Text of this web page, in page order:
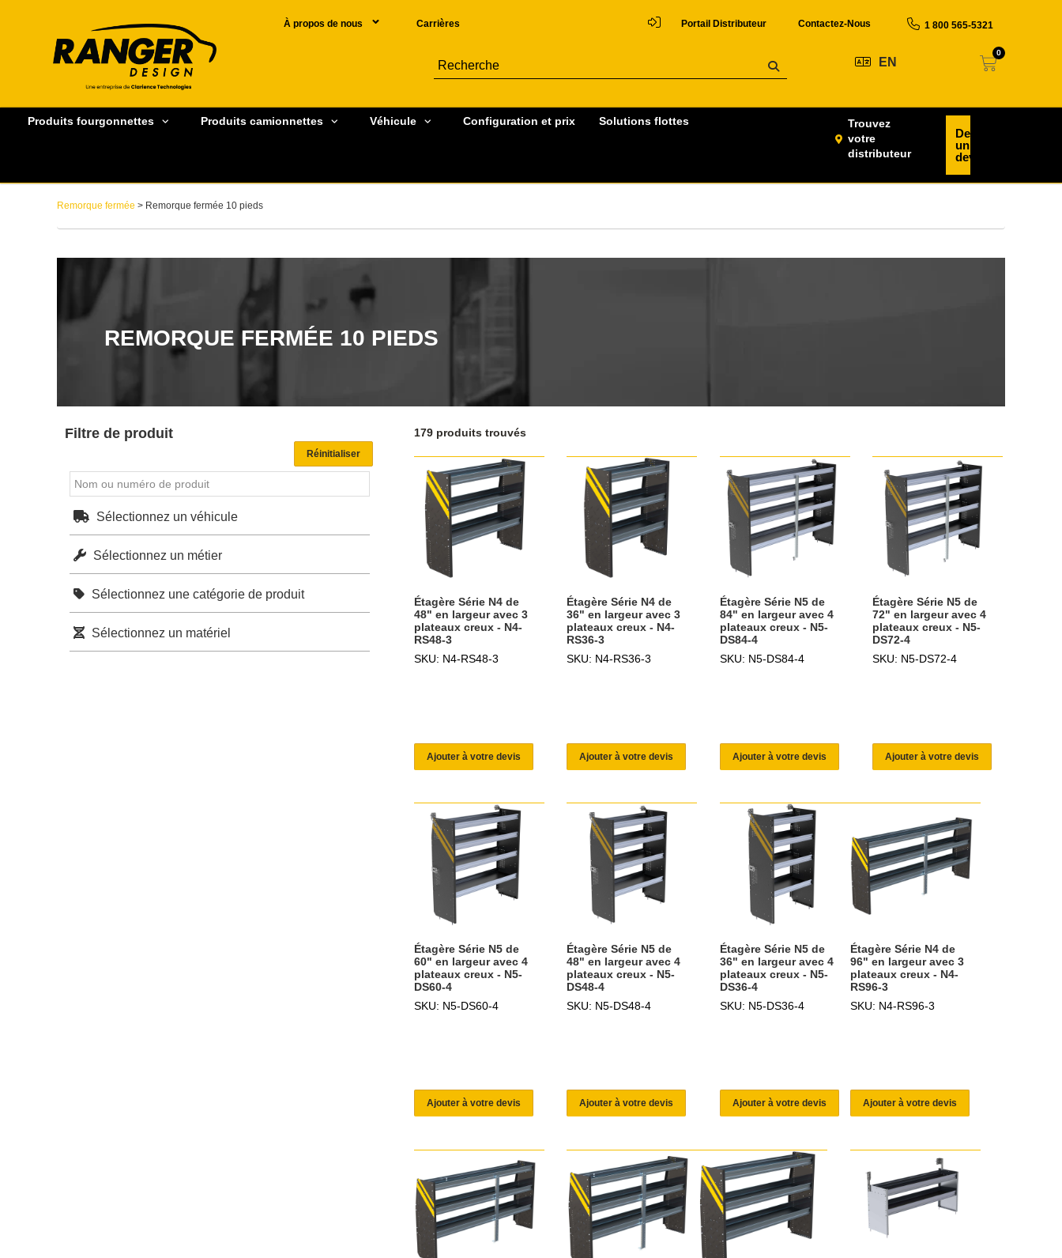
À propos de nous Carrières Portail Distributeur Contactez-Nous 1 800 565-5321
EN
0
Produits fourgonnettes Produits camionnettes Véhicule Configuration et prix Solutions flottes
Trouvez
votre
distributeur
Demander
un
devis
Remorque fermée > Remorque fermée 10 pieds
REMORQUE FERMÉE 10 PIEDS
179 produits trouvés
Étagère Série N4 de
48" en largeur avec 3
plateaux creux - N4-
RS48-3
SKU: N4-RS48-3
Ajouter à votre devis
Étagère Série N4 de
36" en largeur avec 3
plateaux creux - N4-
RS36-3
SKU: N4-RS36-3
Ajouter à votre devis
Étagère Série N5 de
84" en largeur avec 4
plateaux creux - N5-
DS84-4
SKU: N5-DS84-4
Ajouter à votre devis
Étagère Série N5 de
72" en largeur avec 4
plateaux creux - N5-
DS72-4
SKU: N5-DS72-4
Ajouter à votre devis
Étagère Série N5 de
60" en largeur avec 4
plateaux creux - N5-
DS60-4
SKU: N5-DS60-4
Ajouter à votre devis
Étagère Série N5 de
48" en largeur avec 4
plateaux creux - N5-
DS48-4
SKU: N5-DS48-4
Ajouter à votre devis
Étagère Série N5 de
36" en largeur avec 4
plateaux creux - N5-
DS36-4
SKU: N5-DS36-4
Ajouter à votre devis
Étagère Série N4 de
96" en largeur avec 3
plateaux creux - N4-
RS96-3
SKU: N4-RS96-3
Ajouter à votre devis
Filtre de produit
Sélectionnez un véhicule
Sélectionnez un métier
Sélectionnez une catégorie de produit
Sélectionnez un matériel